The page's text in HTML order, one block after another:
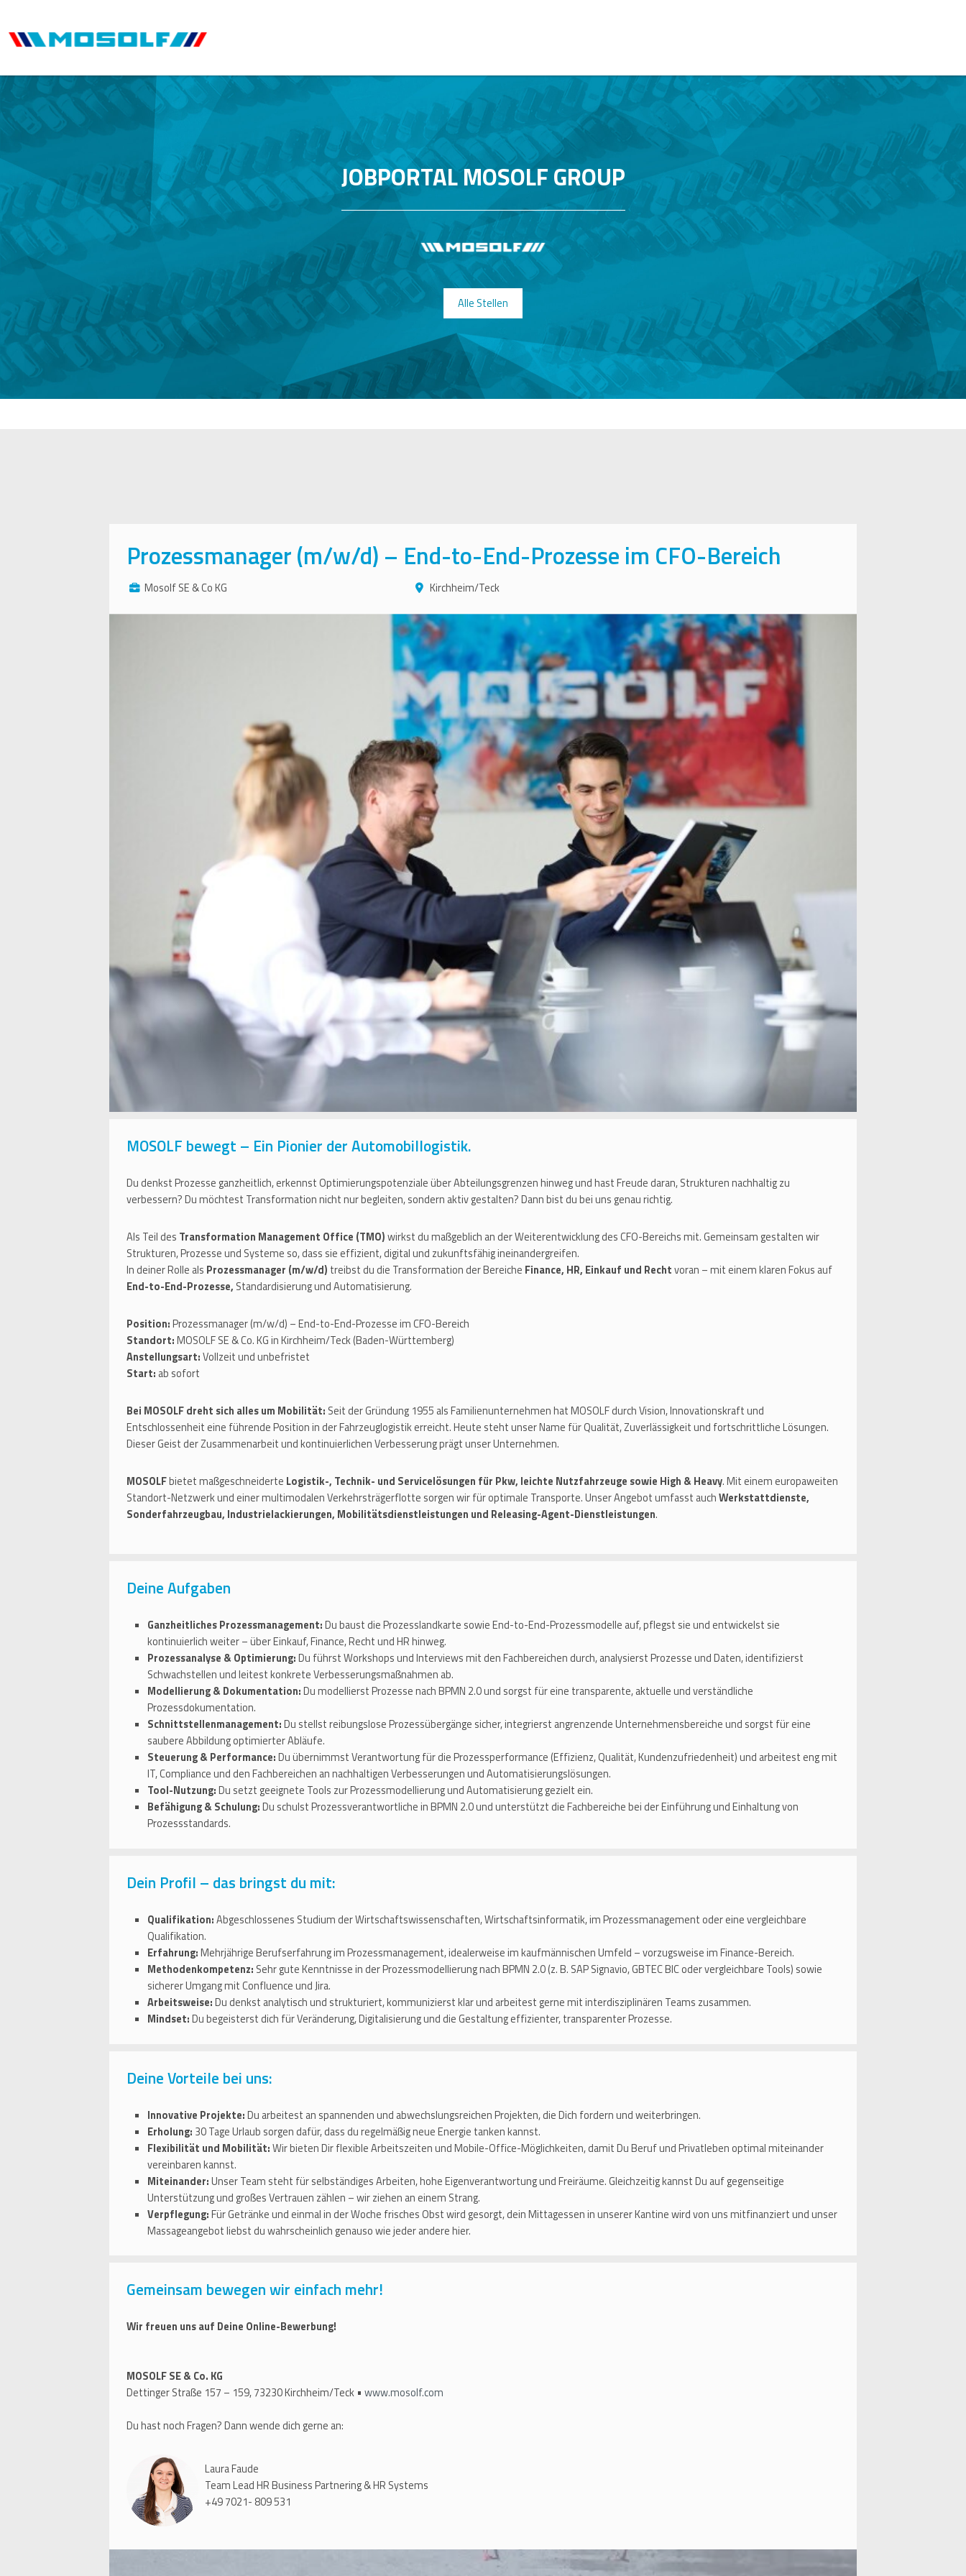
JOBPORTAL MOSOLF GROUP
Alle Stellen
Prozessmanager (m/w/d) – End-to-End-Prozesse im CFO-Bereich
Mosolf SE & Co KG Kirchheim/Teck
MOSOLF bewegt – Ein Pionier der Automobillogistik.
Du denkst Prozesse ganzheitlich, erkennst Optimierungspotenziale über Abteilungsgrenzen hinweg und hast Freude daran, Strukturen nachhaltig zu
verbessern? Du möchtest Transformation nicht nur begleiten, sondern aktiv gestalten? Dann bist du bei uns genau richtig.
Als Teil des Transformation Management Office (TMO)wirkst du maßgeblich an der Weiterentwicklung des CFO-Bereichs mit. Gemeinsam gestalten wir
Strukturen, Prozesse und Systeme so, dass sie effizient, digital und zukunftsfähig ineinandergreifen.
In deiner Rolle als Prozessmanager (m/w/d) treibst du die Transformation der Bereiche Finance, HR, Einkauf und Rechtvoran – mit einem klaren Fokus auf
End-to-End-Prozesse, Standardisierung und Automatisierung.
Position:Prozessmanager (m/w/d) – End-to-End-Prozesse im CFO-Bereich
Standort:MOSOLF SE & Co. KG in Kirchheim/Teck (Baden-Württemberg)
Anstellungsart:Vollzeit und unbefristet
Start: ab sofort
Bei MOSOLF dreht sich alles um Mobilität: Seit der Gründung 1955 als Familienunternehmen hat MOSOLF durch Vision, Innovationskraft und
Entschlossenheit eine führende Position in der Fahrzeuglogistik erreicht. Heute steht unser Name für Qualität, Zuverlässigkeit und fortschrittliche Lösungen.
Dieser Geist der Zusammenarbeit und kontinuierlichen Verbesserung prägt unser Unternehmen.
MOSOLFbietet maßgeschneiderte Logistik-, Technik- und Servicelösungen für Pkw, leichte Nutzfahrzeuge sowie High & Heavy. Mit einem europaweiten
Standort-Netzwerk und einer multimodalen Verkehrsträgerflotte sorgen wir für optimale Transporte. Unser Angebot umfasst auchWerkstattdienste,
Sonderfahrzeugbau, Industrielackierungen, Mobilitätsdienstleistungen und Releasing-Agent-Dienstleistungen.
Deine Aufgaben
Ganzheitliches Prozessmanagement:Du baust die Prozesslandkarte sowie End-to-End-Prozessmodelle auf, pflegst sie und entwickelst sie
kontinuierlich weiter – über Einkauf, Finance, Recht und HR hinweg.
Prozessanalyse & Optimierung:Du führst Workshops und Interviews mit den Fachbereichen durch, analysierst Prozesse und Daten, identifizierst
Schwachstellen und leitest konkrete Verbesserungsmaßnahmen ab.
Modellierung & Dokumentation:Du modellierst Prozesse nach BPMN 2.0 und sorgst für eine transparente, aktuelle und verständliche
Prozessdokumentation.
Schnittstellenmanagement:Du stellst reibungslose Prozessübergänge sicher, integrierst angrenzende Unternehmensbereiche und sorgst für eine
saubere Abbildung optimierter Abläufe.
Steuerung & Performance:Du übernimmst Verantwortung für die Prozessperformance (Effizienz, Qualität, Kundenzufriedenheit) und arbeitest eng mit
IT, Compliance und den Fachbereichen an nachhaltigen Verbesserungen und Automatisierungslösungen.
Tool-Nutzung:Du setzt geeignete Tools zur Prozessmodellierung und Automatisierung gezielt ein.
Befähigung & Schulung:Du schulst Prozessverantwortliche in BPMN 2.0 und unterstützt die Fachbereiche bei der Einführung und Einhaltung von
Prozessstandards.
Dein Profil – das bringst du mit:
Qualifikation:Abgeschlossenes Studium der Wirtschaftswissenschaften, Wirtschaftsinformatik, im Prozessmanagement oder eine vergleichbare
Qualifikation.
Erfahrung:Mehrjährige Berufserfahrung im Prozessmanagement, idealerweise im kaufmännischen Umfeld – vorzugsweise im Finance-Bereich.
Methodenkompetenz: Sehr gute Kenntnisse in der Prozessmodellierung nach BPMN 2.0 (z. B. SAP Signavio, GBTEC BIC oder vergleichbare Tools) sowie
sicherer Umgang mit Confluence und Jira.
Arbeitsweise:Du denkst analytisch und strukturiert, kommunizierst klar und arbeitest gerne mit interdisziplinären Teams zusammen.
Mindset:Du begeisterst dich für Veränderung, Digitalisierung und die Gestaltung effizienter, transparenter Prozesse.
Deine Vorteile bei uns:
Innovative Projekte:Du arbeitest an spannenden und abwechslungsreichen Projekten, die Dich fordern und weiterbringen.
Erholung: 30 Tage Urlaub sorgen dafür, dass du regelmäßig neue Energie tanken kannst.
Flexibilität und Mobilität:Wir bieten Dir flexible Arbeitszeiten und Mobile-Office-Möglichkeiten, damit Du Beruf und Privatleben optimal miteinander
vereinbaren kannst.
Miteinander:Unser Team steht für selbständiges Arbeiten, hohe Eigenverantwortung und Freiräume. Gleichzeitig kannst Du auf gegenseitige
Unterstützung und großes Vertrauen zählen – wir ziehen an einem Strang.
Verpflegung:Für Getränke und einmal in der Woche frisches Obst wird gesorgt, dein Mittagessen in unserer Kantine wird von uns mitfinanziert und unser
Massageangebot liebst du wahrscheinlich genauso wie jeder andere hier.
Gemeinsam bewegen wir einfach mehr!
Wir freuen uns auf Deine Online-Bewerbung!
MOSOLF SE & Co. KG
Dettinger Straße 157 – 159, 73230 Kirchheim/Teck • www.mosolf.com
Du hast noch Fragen? Dann wende dich gerne an:
Laura Faude
Team Lead HR Business Partnering & HR Systems
+49 7021- 809 531